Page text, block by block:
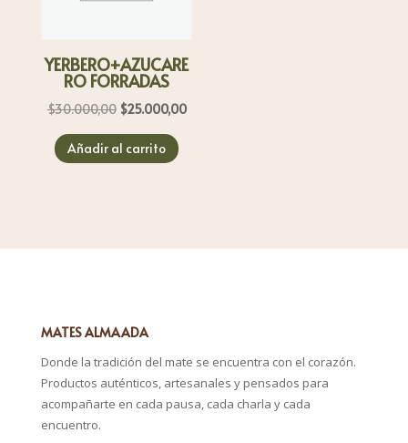
YERBERO+AZUCARE
RO FORRADAS
$30.000,00 El
precio
original
$25.000,00El
Añadir al carrito
MATES ALMAADA
Donde la tradición del mate se encuentra con el corazón.
Productos auténticos, artesanales y pensados para
acompañarte en cada pausa, cada charla y cada
encuentro.